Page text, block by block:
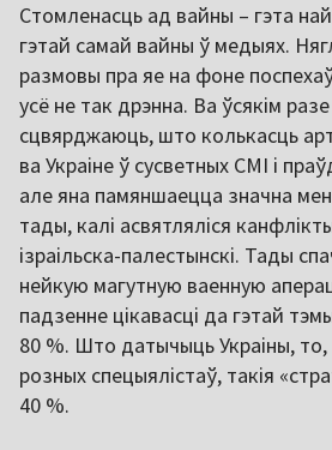
Cтомленасць ад вайны – гэта
гэтай самай вайны ў медыях.
размовы пра яе на фоне
усё не так дрэнна. Ва ўсякім
сцвярджаюць, што колькасць
ва Украіне ў сусветных СМІ і
але яна памяншаецца значна
тады, калі асвятляліся
ізраільска-палестынскі. Тады
нейкую магутную ваенную
падзенне цікавасці да гэтай
80 %. Што датычыць Украіны,
розных спецыялістаў, такія
40 %.